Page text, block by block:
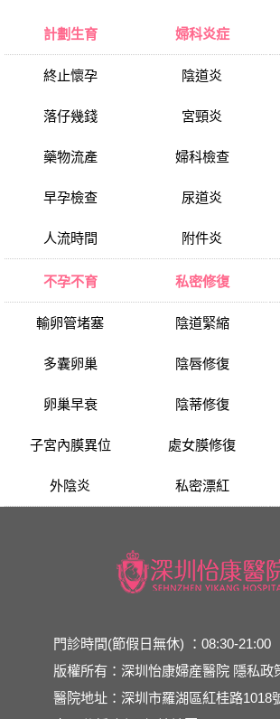
計劃生育
終止懷孕
落仔幾錢
藥物流產
早孕檢查
人流時間
婦科炎症
陰道炎
宮頸炎
婦科檢查
尿道炎
附件炎
不孕不育
輸卵管堵塞
多囊卵巢
卵巢早衰
子宮內膜異位
外陰炎
私密修復
陰道緊縮
陰唇修復
陰蒂修復
處女膜修復
私密漂紅
門診時間(節假日無休) ：08:30-21:00
版權所有：深圳怡康婦産醫院 隱私政
醫院地址：深圳市羅湖區紅桂路1018